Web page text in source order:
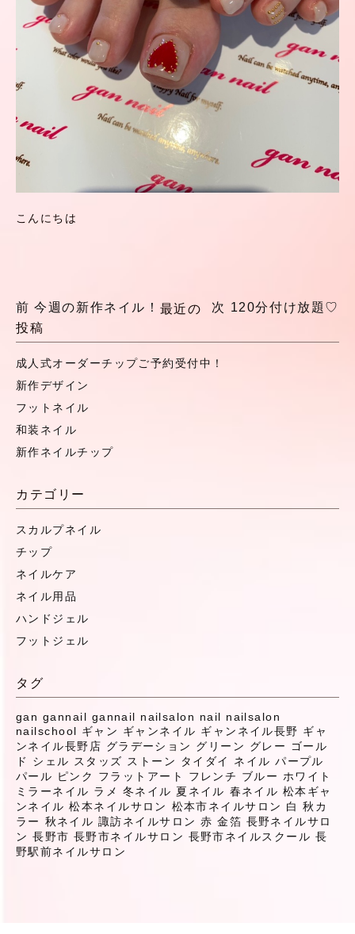
こんにちは
前 今週の新作ネイル！ 次 120分付け放題♡
最近の
投稿
成人式オーダーチップご予約受付中！
新作デザイン
フットネイル
和装ネイル
新作ネイルチップ
カテゴリー
スカルプネイル
チップ
ネイルケア
ネイル用品
ハンドジェル
フットジェル
タグ
gan gannail gannail nailsalon nail nailsalon
nailschool ギャン ギャンネイル ギャンネイル長野 ギャ
ンネイル長野店 グラデーション グリーン グレー
ゴール
ド
シェル スタッズ ストーン タイダイ ネイル パープル
パール ピンク フラットアート フレンチ ブルー ホワイト
ミラーネイル ラメ 冬ネイル 夏ネイル 春ネイル 松本ギャ
ンネイル 松本ネイルサロン 松本市ネイルサロン 白 秋カ
ラー 秋ネイル 諏訪ネイルサロン 赤 金箔 長野ネイルサロ
ン 長野市 長野市ネイルサロン 長野市ネイルスクール 長
野駅前ネイルサロン